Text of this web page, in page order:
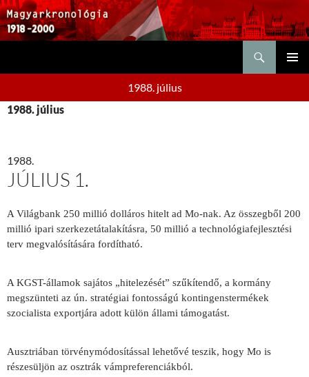
1988. július
1988. július
1988.
JÚLIUS 1.
A Világbank 250 millió dolláros hitelt ad Mo-nak. Az összegből 200
millió ipari szerkezetátalakításra, 50 millió a technológiafejlesztési
terv megvalósítására fordítható.
A KGST-államok sajátos „hitelezését” szűkítendő, a kormány
megszünteti az ún. stratégiai fontosságú kontingenstermékek
szocialista exportjára adott külön állami támogatást.
Ausztriában törvénymódosítással lehetővé teszik, hogy Mo is
részesüljön az osztrák vámpreferenciákból.